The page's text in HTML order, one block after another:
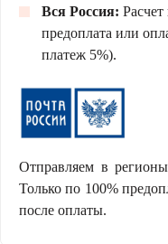
Вся Россия:
предоплата или
платеж 5%).
Отправляем в
Только по 100%
после оплаты.